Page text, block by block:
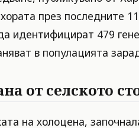
през последните
идентифицират 479
в популацията
от селското
на холоцена,